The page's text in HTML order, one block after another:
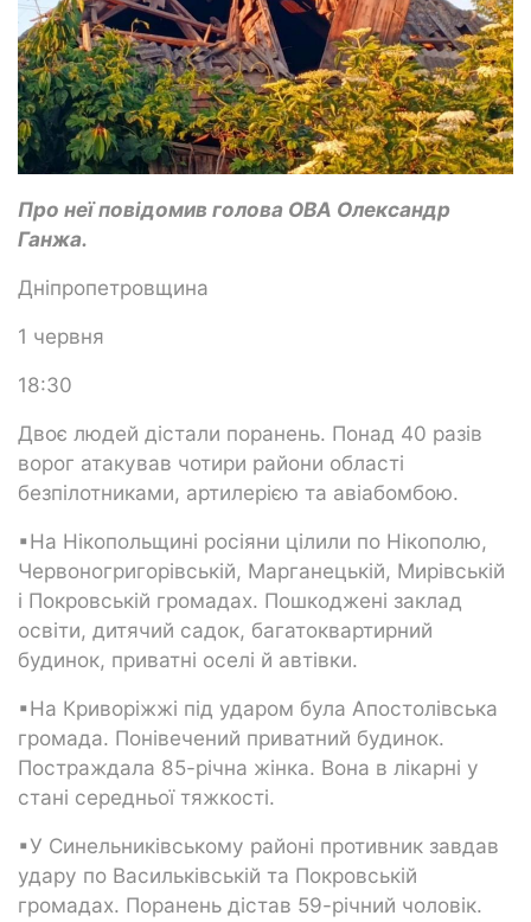
Про неї повідомив голова ОВА Олександр
Ганжа.
Дніпропетровщина
1 червня
18:30
Двоє людей дістали поранень. Понад 40 разів
ворог атакував чотири райони області
безпілотниками, артилерією та авіабомбою.
▪На Нікопольщині росіяни цілили по Нікополю,
Червоногригорівській, Марганецькій, Мирівській
і Покровській громадах. Пошкоджені заклад
освіти, дитячий садок, багатоквартирний
будинок, приватні оселі й автівки.
▪На Криворіжжі під ударом була Апостолівська
громада. Понівечений приватний будинок.
Постраждала 85-річна жінка. Вона в лікарні у
стані середньої тяжкості.
▪У Синельниківському районі противник завдав
удару по Васильківській та Покровській
громадах. Поранень дістав 59-річний чоловік.